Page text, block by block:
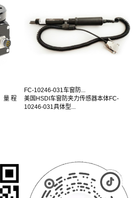
量 程
FC-10246-031车窗防...
美国HSDI车窗防夹力传感器本体FC-
10246-031具体型...